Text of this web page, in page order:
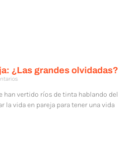
¿Las grandes olvidadas?
han vertido ríos de tinta hablando del
la vida en pareja para tener una vida